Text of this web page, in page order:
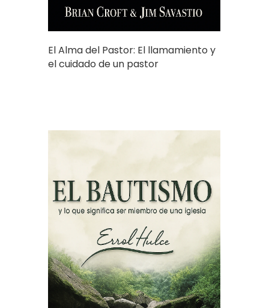
El Alma del Pastor: El llamamiento y
el cuidado de un pastor